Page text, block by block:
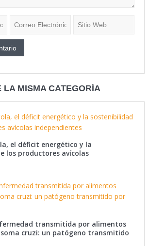
LA MISMA CATEGORÍA
el déficit energético y la
los productores avícolas
transmitida por alimentos
cruzi: un patógeno transmitido